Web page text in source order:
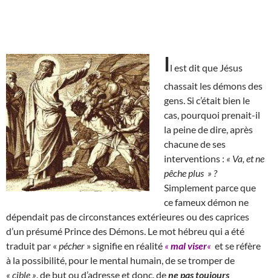
Il est dit que Jésus
chassait les démons des
gens. Si c’était bien le
cas, pourquoi prenait-il
la peine de dire, après
chacune de ses
interventions : « Va, et ne
pêche plus » ?
Simplement parce que
ce fameux démon ne
dépendait pas de circonstances extérieures ou des caprices
d’un présumé Prince des Démons. Le mot hébreu qui a été
traduit par « pécher » signifie en réalité « mal viser« et se réfère
à la possibilité, pour le mental humain, de se tromper de
« cible » , de but ou d’adresse et donc, dene pas toujours